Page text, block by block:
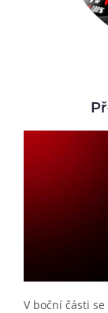
V boční části